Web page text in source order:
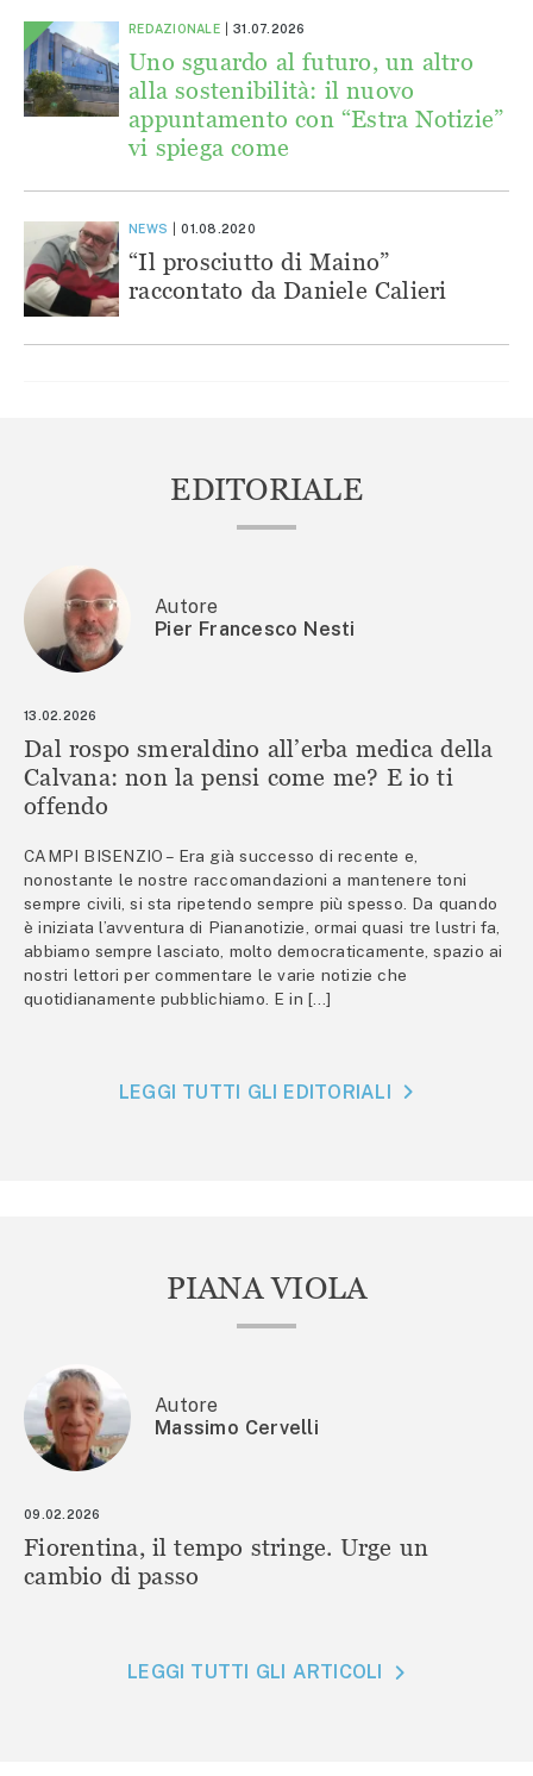
REDAZIONALE 31.07.2026
Uno sguardo al futuro, un altro
alla sostenibilità: il nuovo
appuntamento con “Estra Notizie”
vi spiega come
NEWS 01.08.2020
“Il prosciutto di Maino”
raccontato da Daniele Calieri
EDITORIALE
Autore
Pier Francesco Nesti
13.02.2026
Dal rospo smeraldino all’erba medica della
Calvana: non la pensi come me? E io ti
offendo
CAMPI BISENZIO – Era già successo di recente e,
nonostante le nostre raccomandazioni a mantenere toni
sempre civili, si sta ripetendo sempre più spesso. Da quando
è iniziata l’avventura di Piananotizie, ormai quasi tre lustri fa,
abbiamo sempre lasciato, molto democraticamente, spazio ai
nostri lettori per commentare le varie notizie che
quotidianamente pubblichiamo. E in […]
LEGGI TUTTI GLI EDITORIALI
PIANA VIOLA
Autore
Massimo Cervelli
09.02.2026
Fiorentina, il tempo stringe. Urge un
cambio di passo
LEGGI TUTTI GLI ARTICOLI